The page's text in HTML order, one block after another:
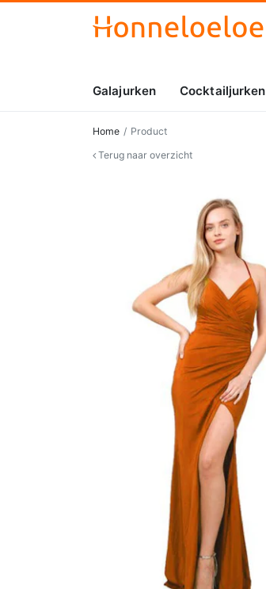
Galajurken Cocktailjurken
Home
Product
Terug naar overzicht